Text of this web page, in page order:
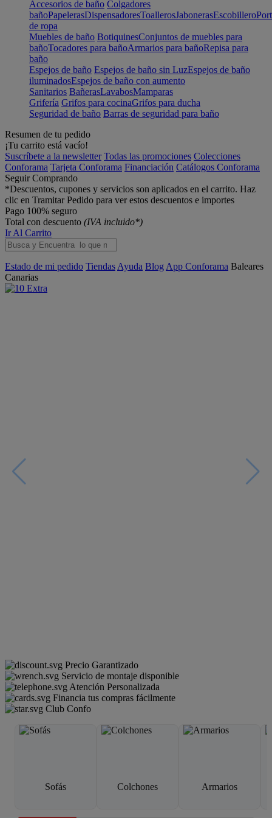
Accesorios de baño Colgadores
bañoPapelerasDispensadoresToallerosJabonerasEscobillero
de ropa
Muebles de baño BotiquinesConjuntos de muebles para
bañoTocadores para bañoArmarios para bañoRepisa para
baño
Espejos de baño Espejos de baño sin LuzEspejos de baño
iluminadosEspejos de baño con aumento
Sanitarios BañerasLavabosMamparas
Grifería Grifos para cocinaGrifos para ducha
Seguridad de baño Barras de seguridad para baño
Resumen de tu pedido
¡Tu carrito está vacío!
Suscríbete a la newsletter Todas las promociones Colecciones
Conforama Tarjeta Conforama Financiación Catálogos Conforama
Seguir Comprando
*Descuentos, cupones y servicios son aplicados en el carrito. Haz
clic en Tramitar Pedido para ver estos descuentos e importes
Pago 100% seguro
Total con descuento (IVA incluido*)
Ir Al Carrito
Estado de mi pedido Tiendas Ayuda Blog App Conforama Baleares
Canarias
Precio Garantizado
Servicio de montaje disponible
Atención Personalizada
Financia tus compras fácilmente
Club Confo
Sofás Colchones Armarios